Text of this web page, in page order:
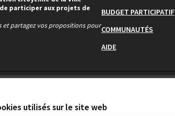
utilisés sur le site web
participer aux projets de
et partagez vos propositions pour
BUDGET PARTICIPATIF
COMMUNAUTÉS
AIDE